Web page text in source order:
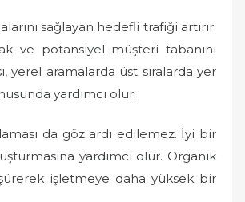
sağlayan hedefli trafiği artırır.
ve potansiyel müşteri tabanını
yerel aramalarda üst sıralarda yer
yardımcı olur.
da göz ardı edilemez. İyi bir
yardımcı olur. Organik
işletmeye daha yüksek bir